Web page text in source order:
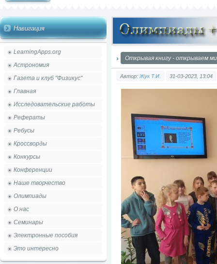
Навигация
LearningApps.org
Астрономия
Газета и клуб "Физикус"
Главная
Исследовательские работы
Рефераты
Ребусы
Кроссворды
Конкурсы
Конференции
Наше творчество
Олимпиады
О нас
Семинары
Электронные пособия
Это интересно
Открывая книгу - открываем
Автор: Жук Т.И. 31-03-2023, 13:04